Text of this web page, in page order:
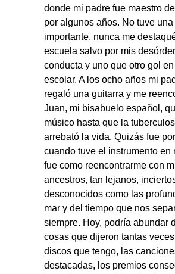
donde mi padre fue maestro
por algunos años. No tuve
importante, nunca me
escuela salvo por mis
conducta y uno que otro gol
escolar. A los ocho años mi
regaló una guitarra y me
Juan, mi bisabuelo español,
músico hasta que la
arrebató la vida. Quizás fue
cuando tuve el instrumento en
fue como reencontrarme con
ancestros, tan lejanos,
desconocidos como las
mar y del tiempo que nos
siempre. Hoy, podría abundar
cosas que dijeron tantas
discos que tengo, las
destacadas, los premios